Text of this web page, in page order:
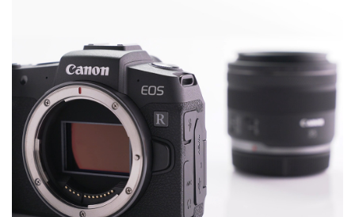
生成式AI與雲端應用
Enterprise Digital Transformation
特集